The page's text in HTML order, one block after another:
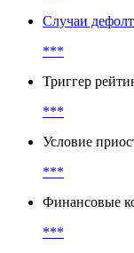
Прочие
***
Случаи
***
Триггер
***
Условие
***